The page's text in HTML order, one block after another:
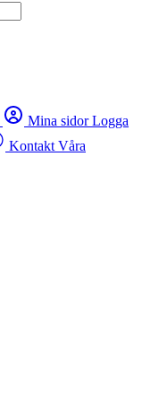
Mina sidor Logga
Kontakt Våra